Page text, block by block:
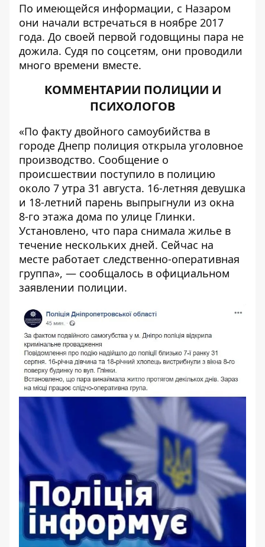
По имеющейся информации, с Назаром
они начали встречаться в ноябре 2017
года. До своей первой годовщины пара не
дожила. Судя по соцсетям, они проводили
много времени вместе.
КОММЕНТАРИИ ПОЛИЦИИ И
ПСИХОЛОГОВ
«По факту двойного самоубийства в
городе Днепр полиция открыла уголовное
производство. Сообщение о
происшествии поступило в полицию
около 7 утра 31 августа. 16-летняя девушка
и 18-летний парень выпрыгнули из окна
8-го этажа дома по улице Глинки.
Установлено, что пара снимала жилье в
течение нескольких дней. Сейчас на
месте работает следственно-оперативная
группа», — сообщалось в официальном
заявлении полиции.